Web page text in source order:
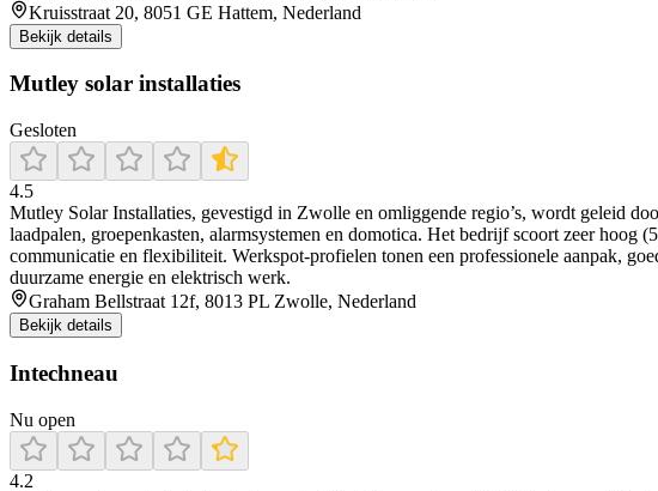
Kruisstraat 20, 8051 GE Hattem, Nederland
Bekijk details
Mutley solar installaties
Gesloten
4.5
Mutley Solar Installaties, gevestigd in Zwolle en omliggende regio’s, wordt geleid
laadpalen, groepenkasten, alarmsystemen en domotica. Het bedrijf scoort zeer
communicatie en flexibiliteit. Werkspot-profielen tonen een professionele aanpak,
duurzame energie en elektrisch werk.
Graham Bellstraat 12f, 8013 PL Zwolle, Nederland
Bekijk details
Intechneau
Nu open
4.2